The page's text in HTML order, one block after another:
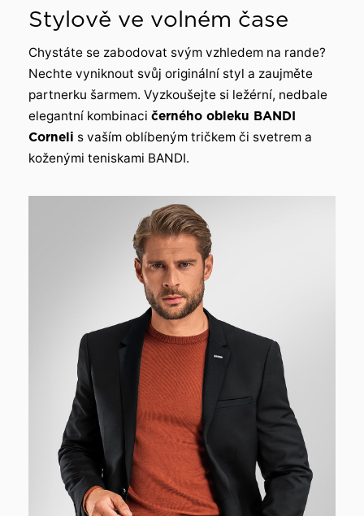
Stylově ve volném čase
Chystáte se zabodovat svým vzhledem na rande?
Nechte vyniknout svůj originální styl a zaujměte
partnerku šarmem. Vyzkoušejte si ležérní, nedbale
elegantní kombinaci černého obleku BANDI
Corneli s vaším oblíbeným tričkem či svetrem a
koženými teniskami BANDI.